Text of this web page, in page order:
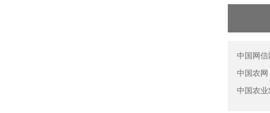
中国网信
中国农网
中国农业